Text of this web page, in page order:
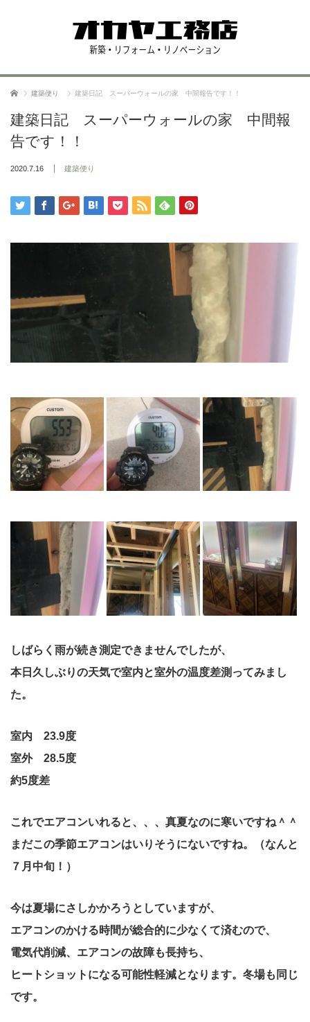
ホーム 建築便り 建築日記 スーパーウォールの家 中間報告です！！
建築日記 スーパーウォールの家 中間報
告です！！
2020.7.16 建築便り
しばらく雨が続き測定できませんでしたが、
本日久しぶりの天気で室内と室外の温度差測ってみまし
た。
室内 23.9度
室外 28.5度
約5度差
これでエアコンいれると、、、真夏なのに寒いですね＾＾
まだこの季節エアコンはいりそうにないですね。（なんと
７月中旬！）
今は夏場にさしかかろうとしていますが、
エアコンのかける時間が総合的に少なくて済むので、
電気代削減、 エアコンの故障も長持ち、
ヒートショットになる可能性軽減となります。冬場も同じ
です。